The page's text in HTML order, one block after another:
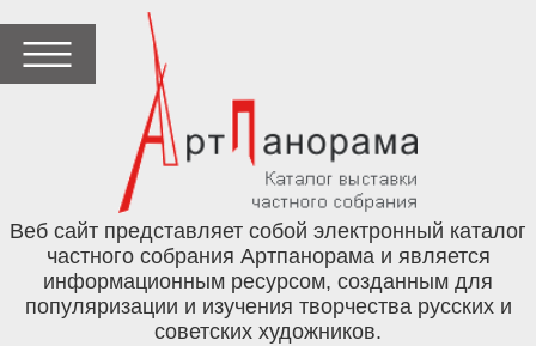
Веб сайт представляет собой электронный каталог
частного собрания Артпанорама и является
информационным ресурсом, созданным для
популяризации и изучения творчества русских и
советских художников.